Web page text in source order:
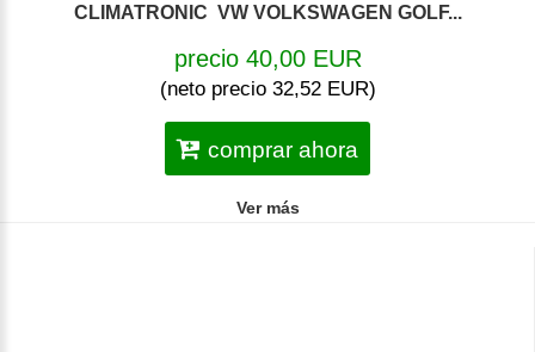
CLIMATRONIC VW VOLKSWAGEN GOLF...
precio 40,00 EUR
(neto precio 32,52 EUR)
comprar ahora
Ver más